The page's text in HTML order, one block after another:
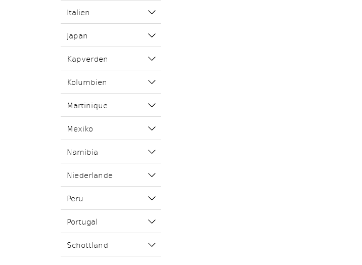
Italien
Japan
Kapverden
Kolumbien
Martinique
Mexiko
Namibia
Niederlande
Peru
Portugal
Schottland